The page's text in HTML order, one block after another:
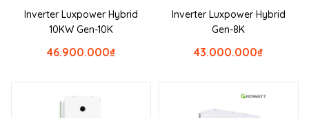
Inverter Luxpower Hybrid
10KW Gen-10K
₫
46.900.000
Inverter Luxpower Hybrid
Gen-8K
₫
43.000.000